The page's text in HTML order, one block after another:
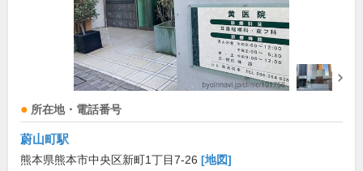
所在地・電話番号
蔚山町駅
熊本県熊本市中央区新町1丁目7-26 [地図]